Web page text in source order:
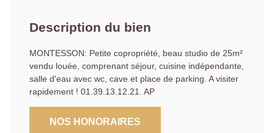
Description du bien
MONTESSON: Petite copropriété, beau studio de 25m²
vendu louée, comprenant séjour, cuisine indépendante,
salle d'eau avec wc, cave et place de parking. A visiter
rapidement ! 01.39.13.12.21. AP
NOS HONORAIRES